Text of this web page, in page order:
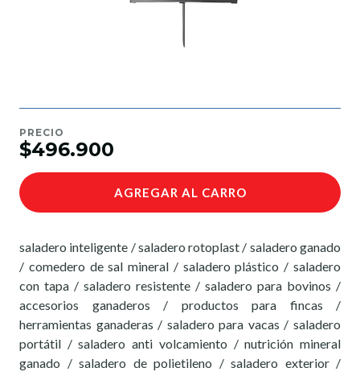
PRECIO
$496.900
AGREGAR AL CARRO
saladero inteligente / saladero rotoplast / saladero ganado
/ comedero de sal mineral / saladero plástico / saladero
con tapa / saladero resistente / saladero para bovinos /
accesorios ganaderos / productos para fincas /
herramientas ganaderas / saladero para vacas / saladero
portátil / saladero anti volcamiento / nutrición mineral
ganado / saladero de polietileno / saladero exterior /